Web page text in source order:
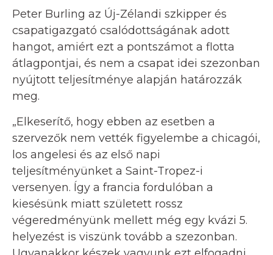
Peter Burling az Új-Zélandi szkipper és
csapatigazgató csalódottságának adott
hangot, amiért ezt a pontszámot a flotta
átlagpontjai, és nem a csapat idei szezonban
nyújtott teljesítménye alapján határozzák
meg.
„Elkeserítő, hogy ebben az esetben a
szervezők nem vették figyelembe a chicagói,
los angelesi és az első napi
teljesítményünket a Saint-Tropez-i
versenyen. Így a francia fordulóban a
kiesésünk miatt született rossz
végeredményünk mellett még egy kvázi 5.
helyezést is viszünk tovább a szezonban.